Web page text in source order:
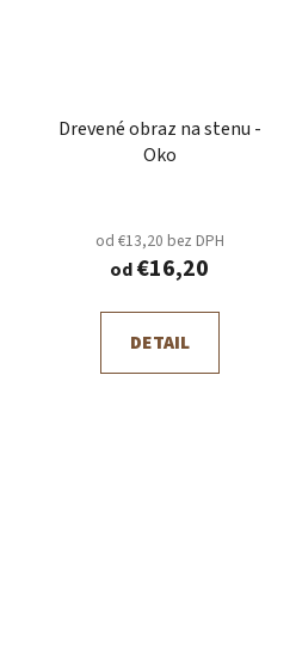
Drevené obraz na stenu -
Oko
od €13,20 bez DPH
od€16,20
DETAIL